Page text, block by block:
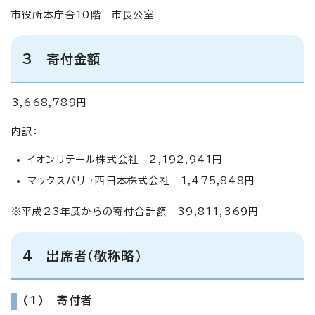
市役所本庁舎10階 市長公室
3 寄付金額
3,668,789円
内訳：
イオンリテール株式会社 2,192,941円
マックスバリュ西日本株式会社 1,475,848円
※平成23年度からの寄付合計額 39,811,369円
4 出席者（敬称略）
(1) 寄付者